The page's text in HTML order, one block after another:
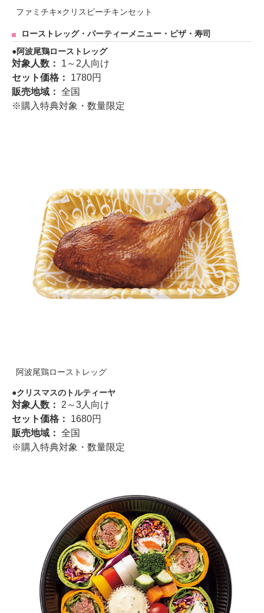
ファミチキ×クリスピーチキンセット
ローストレッグ・パーティーメニュー・ピザ・寿司
阿波尾鶏ローストレッグ
対象人数： 1～2人向け
セット価格： 1780円
販売地域： 全国
※購入特典対象・数量限定
阿波尾鶏ローストレッグ
クリスマスのトルティーヤ
対象人数： 2～3人向け
セット価格： 1680円
販売地域： 全国
※購入特典対象・数量限定